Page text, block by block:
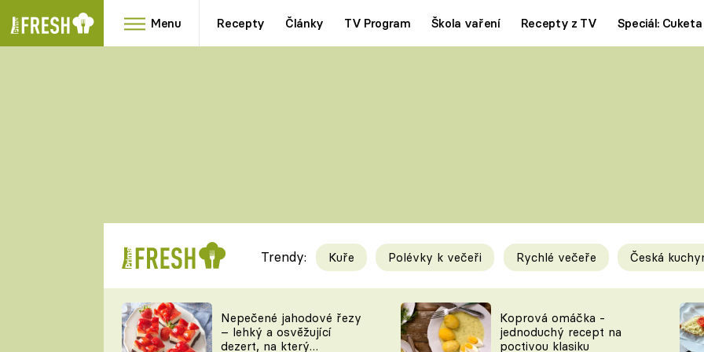
Menu Recepty Články TV Program Škola vaření Recepty z TV Speciál: Cuketa
RYCHLOVKY
Videorecepty
TEĎ VAŘÍ ŠÉF!
Tipy a triky
KAM ZA JÍDLEM
Trendy: Kuře Polévky k večeři Rychlé večeře Česká
Nepečené jahodové řezy
– lehký a osvěžující
dezert, na který
Koprová omáčka -
jednoduchý recept na
poctivou klasiku